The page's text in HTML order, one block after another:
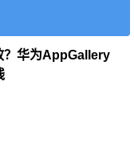
？华为AppGallery